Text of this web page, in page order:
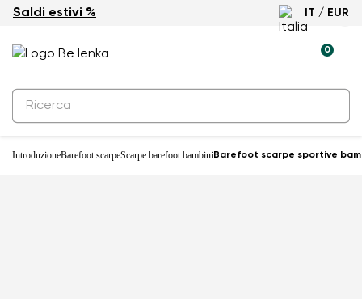
Saldi estivi % IT / EUR
0
IntroduzioneBarefoot scarpeScarpe barefoot bambiniBarefoot scarpe sportive
Nuovo